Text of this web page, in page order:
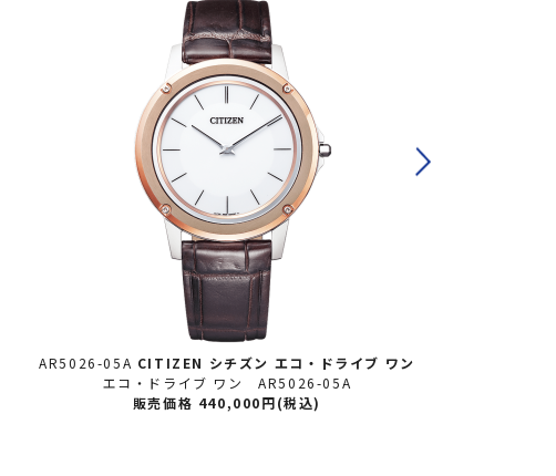
AR5026-05A CITIZEN シチズン エコ・ドライブ ワン
エコ・ドライブ ワン AR5026-05A
販売価格 440,000円(税込)